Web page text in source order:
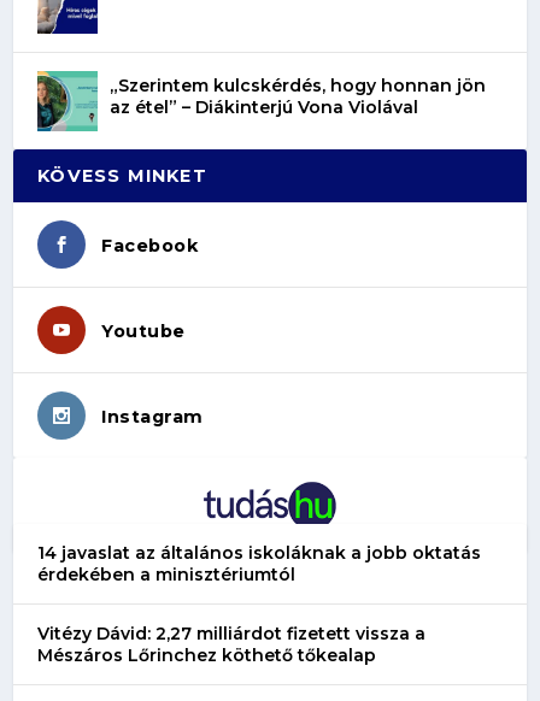
„Szerintem kulcskérdés, hogy honnan jön
az étel” – Diákinterjú Vona Violával
KÖVESS MINKET
Facebook
Youtube
Instagram
14 javaslat az általános iskoláknak a jobb oktatás
érdekében a minisztériumtól
Vitézy Dávid: 2,27 milliárdot fizetett vissza a
Mészáros Lőrinchez köthető tőkealap